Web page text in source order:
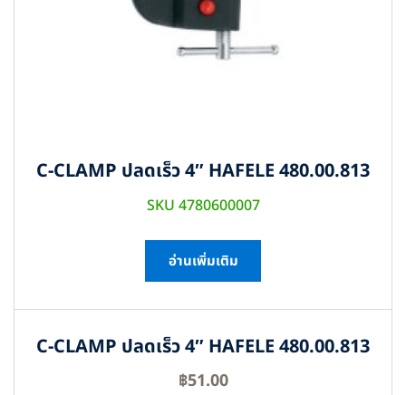
C-CLAMP ปลดเร็ว 4″ HAFELE 480.00.813
SKU 4780600007
อ่านเพิ่มเติม
C-CLAMP ปลดเร็ว 4″ HAFELE 480.00.813
฿51.00